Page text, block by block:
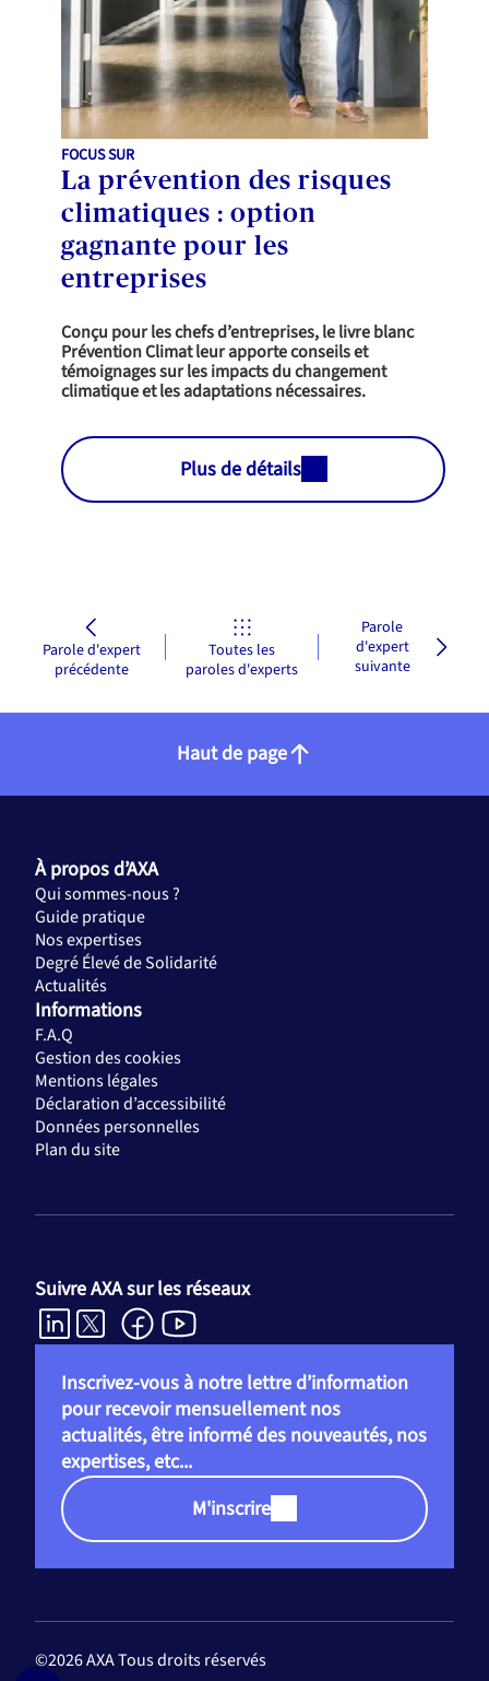
FOCUS SUR
La prévention des risques
climatiques : option
gagnante pour les
entreprises
Conçu pour les chefs d’entreprises, le livre blanc
Prévention Climat leur apporte conseils et
témoignages sur les impacts du changement
climatique et les adaptations nécessaires.
Plus de détails
Parole d'expert
précédente
Toutes les
paroles d'experts
Parole
d'expert
suivante
Haut de page
À propos d’AXA
Qui sommes-nous ?
Guide pratique
Nos expertises
Degré Élevé de Solidarité
Actualités
Informations
F.A.Q
Gestion des cookies
Mentions légales
Déclaration d’accessibilité
Données personnelles
Plan du site
Suivre AXA sur les réseaux
Inscrivez-vous à notre lettre d’information
pour recevoir mensuellement nos
actualités, être informé des nouveautés, nos
expertises, etc...
M'inscrire
©2026 AXA Tous droits réservés